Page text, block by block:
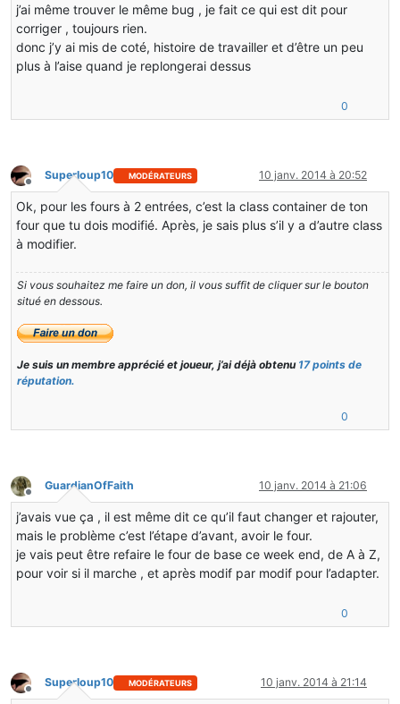
j’ai même trouver le même bug , je fait ce qui est dit pour
corriger , toujours rien.
donc j’y ai mis de coté, histoire de travailler et d’être un peu
plus à l’aise quand je replongerai dessus
0
Hors-ligne
Superloup10 MODÉRATEURS 10 janv. 2014 à 20:52
Ok, pour les fours à 2 entrées, c’est la class container de ton
four que tu dois modifié. Après, je sais plus s’il y a d’autre class
à modifier.
Si vous souhaitez me faire un don, il vous suffit de cliquer sur le bouton
situé en dessous.
Je suis un membre apprécié et joueur, j’ai déjà obtenu 17 points de
réputation.
0
Hors-ligne
GuardianOfFaith 10 janv. 2014 à 21:06
j’avais vue ça , il est même dit ce qu’il faut changer et rajouter,
mais le problème c’est l’étape d’avant, avoir le four.
je vais peut être refaire le four de base ce week end, de A à Z,
pour voir si il marche , et après modif par modif pour l’adapter.
0
Hors-ligne
Superloup10 MODÉRATEURS 10 janv. 2014 à 21:14